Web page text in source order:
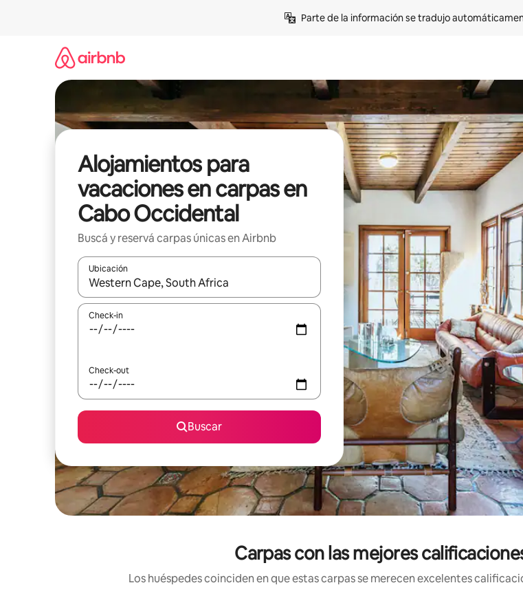
Parte de la información se tradujo
Alojamientos para
vacaciones en carpas en
Cabo Occidental
Buscá y reservá carpas únicas en Airbnb
Ubicación
Cuando los resultados estén disponibles, navegá con las teclas de flecha hacia arriba y hacia
Check-in
Check-out
Buscar
Carpas con las mejores
Los huéspedes coinciden en que estas carpas se merecen excelentes